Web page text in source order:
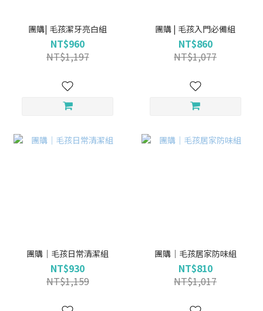
團購| 毛孩潔牙亮白組
NT$960
NT$1,197
團購 | 毛孩入門必備組
NT$860
NT$1,077
團購｜毛孩日常清潔組
NT$930
NT$1,159
團購｜毛孩居家防味組
NT$810
NT$1,017